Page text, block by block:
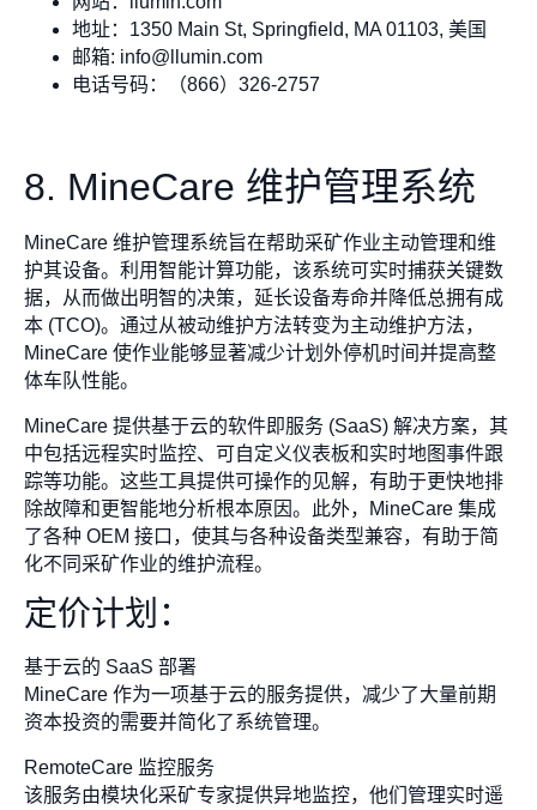
地址：1350 Main St, Springfield, MA 01103, 美国
邮箱: info@llumin.com
电话号码：（866）326-2757
8. MineCare 维护管理系统
MineCare 维护管理系统旨在帮助采矿作业主动管理和维
护其设备。利用智能计算功能，该系统可实时捕获关键数
据，从而做出明智的决策，延长设备寿命并降低总拥有成
本 (TCO)。通过从被动维护方法转变为主动维护方法，
MineCare 使作业能够显著减少计划外停机时间并提高整
体车队性能。
MineCare 提供基于云的软件即服务 (SaaS) 解决方案，其
中包括远程实时监控、可自定义仪表板和实时地图事件跟
踪等功能。这些工具提供可操作的见解，有助于更快地排
除故障和更智能地分析根本原因。此外，MineCare 集成
了各种 OEM 接口，使其与各种设备类型兼容，有助于简
化不同采矿作业的维护流程。
定价计划：
基于云的 SaaS 部署
MineCare 作为一项基于云的服务提供，减少了大量前期
资本投资的需要并简化了系统管理。
RemoteCare 监控服务
该服务由模块化采矿专家提供异地监控，他们管理实时遥